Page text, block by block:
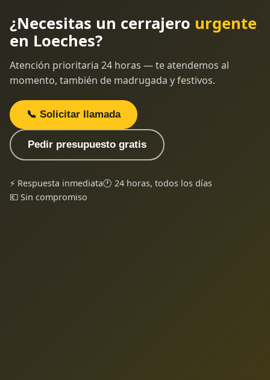
¿Necesitas un cerrajero urgente
en Loeches?
Atención prioritaria 24 horas — te atendemos al
momento, también de madrugada y festivos.
📞 Solicitar llamada
Pedir presupuesto gratis
⚡ Respuesta inmediata🕐 24 horas, todos los días
💶 Sin compromiso